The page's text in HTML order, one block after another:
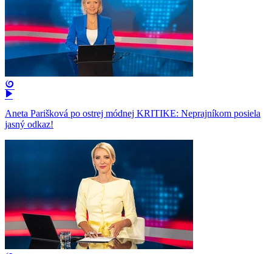
Aneta Parišková po ostrej módnej KRITIKE: Neprajníkom posiela
jasný odkaz!